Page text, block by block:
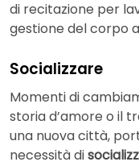
di recitazione per
gestione del corpo
Socializzare
Momenti di
storia d’amore o il
una nuova città,
necessità di